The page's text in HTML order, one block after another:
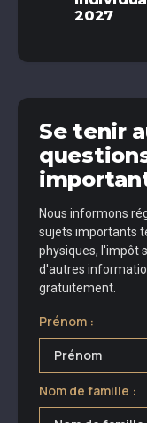
2027
Se tenir
Nous informons
sujets importants
physiques, l'impôt
d'autres
gratuitement.
Prénom :
Nom de famille :